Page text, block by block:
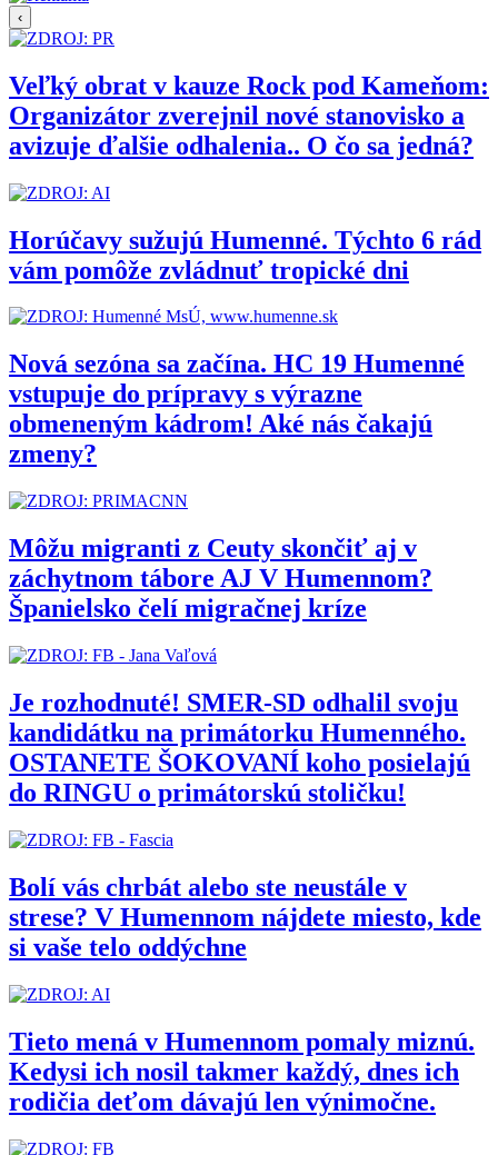
‹
Veľký obrat v kauze Rock pod Kameňom:
Organizátor zverejnil nové stanovisko a
avizuje ďalšie odhalenia.. O čo sa jedná?
Horúčavy sužujú Humenné. Týchto 6 rád
vám pomôže zvládnuť tropické dni
Nová sezóna sa začína. HC 19 Humenné
vstupuje do prípravy s výrazne
obmeneným kádrom! Aké nás čakajú
zmeny?
Môžu migranti z Ceuty skončiť aj v
záchytnom tábore AJ V Humennom?
Španielsko čelí migračnej kríze
Je rozhodnuté! SMER-SD odhalil svoju
kandidátku na primátorku Humenného.
OSTANETE ŠOKOVANÍ koho posielajú
do RINGU o primátorskú stoličku!
Bolí vás chrbát alebo ste neustále v
strese? V Humennom nájdete miesto, kde
si vaše telo oddýchne
Tieto mená v Humennom pomaly miznú.
Kedysi ich nosil takmer každý, dnes ich
rodičia deťom dávajú len výnimočne.